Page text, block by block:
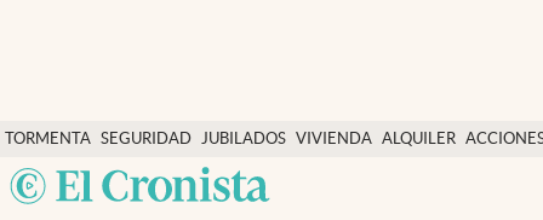
TORMENTA SEGURIDAD
SOCIAL
JUBILADOS VIVIENDA ALQUILER
Economía y finanzas
Política